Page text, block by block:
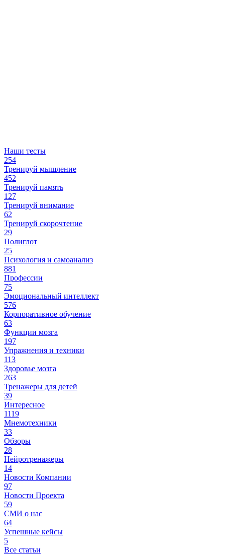
Наши тесты
254
Тренируй мышление
452
Тренируй память
127
Тренируй внимание
62
Тренируй скорочтение
29
Полиглот
25
Психология и самоанализ
881
Профессии
75
Эмоциональный интеллект
576
Корпоративное обучение
63
Функции мозга
197
Упражнения и техники
113
Здоровье мозга
263
Тренажеры для детей
39
Интересное
1119
Мнемотехники
33
Обзоры
28
Нейротренажеры
14
Новости Компании
97
Новости Проекта
59
СМИ о нас
64
Успешные кейсы
5
Все статьи